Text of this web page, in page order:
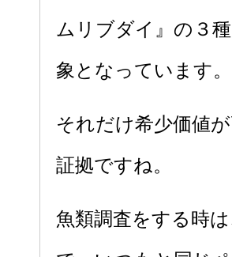
ムリブダイ』の３
象となっています。
それだけ希少価値
証拠ですね。
魚類調査をする時